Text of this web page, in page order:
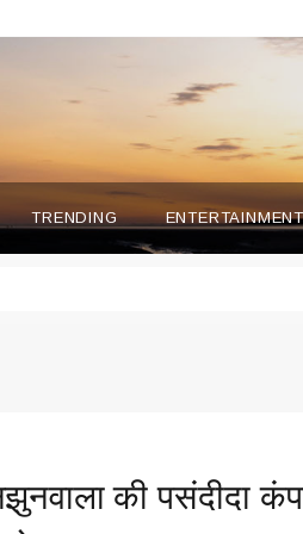
TRENDING ENTERTAINMENT
की पसंदीदा